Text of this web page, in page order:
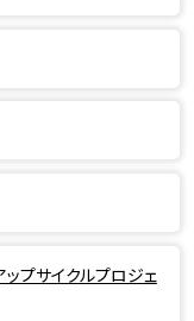
プサイクルプロジェ